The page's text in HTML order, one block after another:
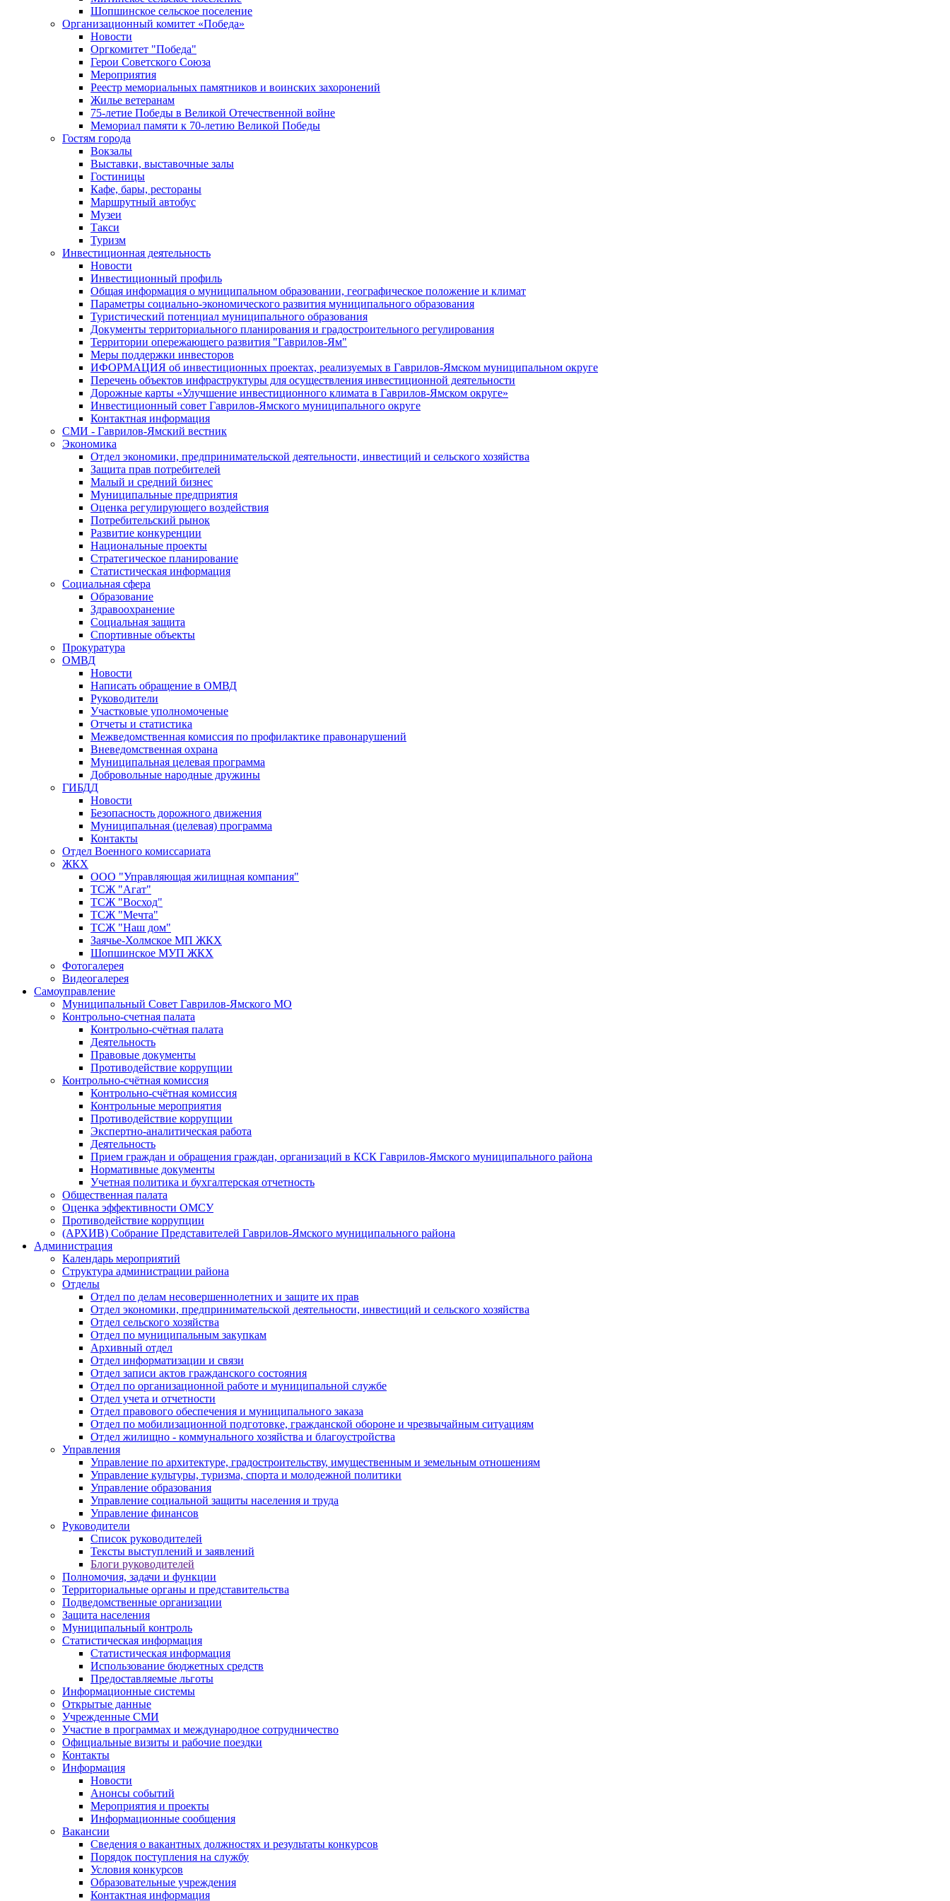
Шопшинское сельское поселение
Организационный комитет «Победа»
Новости
Оргкомитет "Победа"
Герои Советского Союза
Мероприятия
Реестр мемориальных памятников и воинских захоронений
Жилье ветеранам
75-летие Победы в Великой Отечественной войне
Мемориал памяти к 70-летию Великой Победы
Гостям города
Вокзалы
Выставки, выставочные залы
Гостиницы
Кафе, бары, рестораны
Маршрутный автобус
Музеи
Такси
Туризм
Инвестиционная деятельность
Новости
Инвестиционный профиль
Общая информация о муниципальном образовании, географическое положение и климат
Параметры социально-экономического развития муниципального образования
Туристический потенциал муниципального образования
Документы территориального планирования и градостроительного регулирования
Территории опережающего развития "Гаврилов-Ям"
Меры поддержки инвесторов
ИФОРМАЦИЯ об инвестиционных проектах, реализуемых в Гаврилов-Ямском муниципальном округе
Перечень объектов инфраструктуры для осуществления инвестиционной деятельности
Дорожные карты «Улучшение инвестиционного климата в Гаврилов-Ямском округе»
Инвестиционный совет Гаврилов-Ямского муниципального округе
Контактная информация
СМИ - Гаврилов-Ямский вестник
Экономика
Отдел экономики, предпринимательской деятельности, инвестиций и сельского хозяйства
Защита прав потребителей
Малый и средний бизнес
Муниципальные предприятия
Оценка регулирующего воздействия
Потребительский рынок
Развитие конкуренции
Национальные проекты
Стратегическое планирование
Статистическая информация
Социальная сфера
Образование
Здравоохранение
Социальная защита
Спортивные объекты
Прокуратура
ОМВД
Новости
Написать обращение в ОМВД
Руководители
Участковые уполномоченые
Отчеты и статистика
Межведомственная комиссия по профилактике правонарушений
Вневедомственная охрана
Муниципальная целевая программа
Добровольные народные дружины
ГИБДД
Новости
Безопасность дорожного движения
Муниципальная (целевая) программа
Контакты
Отдел Военного комиссариата
ЖКХ
ООО "Управляющая жилищная компания"
ТСЖ "Агат"
ТСЖ "Восход"
ТСЖ "Мечта"
ТСЖ "Наш дом"
Заячье-Холмское МП ЖКХ
Шопшинское МУП ЖКХ
Фотогалерея
Видеогалерея
Самоуправление
Муниципальный Совет Гаврилов-Ямского МО
Контрольно-счетная палата
Контрольно-счётная палата
Деятельность
Правовые документы
Противодействие коррупции
Контрольно-счётная комиссия
Контрольно-счётная комиссия
Контрольные мероприятия
Противодействие коррупции
Экспертно-аналитическая работа
Деятельность
Прием граждан и обращения граждан, организаций в КСК Гаврилов-Ямского муниципального района
Нормативные документы
Учетная политика и бухгалтерская отчетность
Общественная палата
Оценка эффективности ОМСУ
Противодействие коррупции
(АРХИВ) Собрание Представителей Гаврилов-Ямского муниципального района
Администрация
Календарь мероприятий
Структура администрации района
Отделы
Отдел по делам несовершеннолетних и защите их прав
Отдел экономики, предпринимательской деятельности, инвестиций и сельского хозяйства
Отдел сельского хозяйства
Отдел по муниципальным закупкам
Архивный отдел
Отдел информатизации и связи
Отдел записи актов гражданского состояния
Отдел по организационной работе и муниципальной службе
Отдел учета и отчетности
Отдел правового обеспечения и муниципального заказа
Отдел по мобилизационной подготовке, гражданской обороне и чрезвычайным ситуациям
Отдел жилищно - коммунального хозяйства и благоустройства
Управления
Управление по архитектуре, градостроительству, имущественным и земельным отношениям
Управление культуры, туризма, спорта и молодежной политики
Управление образования
Управление социальной защиты населения и труда
Управление финансов
Руководители
Список руководителей
Тексты выступлений и заявлений
Блоги руководителей
Полномочия, задачи и функции
Территориальные органы и представительства
Подведомственные организации
Защита населения
Муниципальный контроль
Статистическая информация
Статистическая информация
Использование бюджетных средств
Предоставляемые льготы
Информационные системы
Открытые данные
Учрежденные СМИ
Участие в программах и международное сотрудничество
Официальные визиты и рабочие поездки
Контакты
Информация
Новости
Анонсы событий
Мероприятия и проекты
Информационные сообщения
Вакансии
Сведения о вакантных должностях и результаты конкурсов
Порядок поступления на службу
Условия конкурсов
Образовательные учреждения
Контактная информация